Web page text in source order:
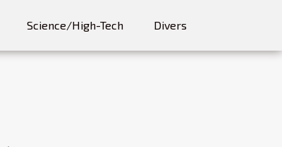
Science/High-Tech Divers